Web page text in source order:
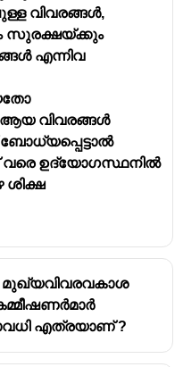
വിവരങ്ങൾ,
സുരക്ഷയ്ക്കും
എന്നിവ
ആയ വിവരങ്ങൾ
വരെ ഉദ്യോഗസ്ഥനിൽ
ശിക്ഷ
മുഖ്യവിവരവകാശ
എത്രയാണ് ?